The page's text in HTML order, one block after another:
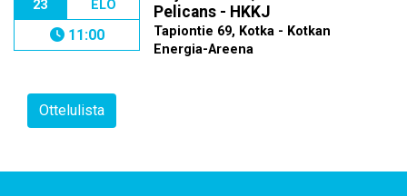
23 ELO
11:00
Pelicans - HKKJ
Tapiontie 69, Kotka - Kotkan
Energia-Areena
Ottelulista